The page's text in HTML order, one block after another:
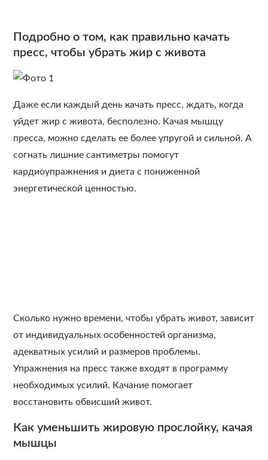
Подробно о том, как правильно качать
пресс, чтобы убрать жир с живота
Даже если каждый день качать пресс, ждать, когда
уйдет жир с живота, бесполезно. Качая мышцу
пресса, можно сделать ее более упругой и сильной. А
согнать лишние сантиметры помогут
кардиоупражнения и диета с пониженной
энергетической ценностью.
Сколько нужно времени, чтобы убрать живот, зависит
от индивидуальных особенностей организма,
адекватных усилий и размеров проблемы.
Упражнения на пресс также входят в программу
необходимых усилий. Качание помогает
восстановить обвисший живот.
Как уменьшить жировую прослойку, качая
мышцы